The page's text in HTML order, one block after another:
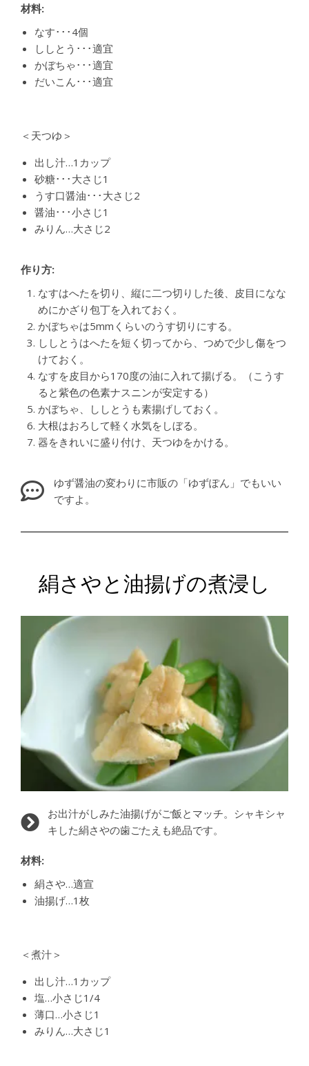
材料:
なす･･･4個
ししとう･･･適宜
かぼちゃ･･･適宜
だいこん･･･適宜
＜天つゆ＞
出し汁…1カップ
砂糖･･･大さじ1
うす口醤油･･･大さじ2
醤油･･･小さじ1
みりん…大さじ2
作り方:
なすはへたを切り、縦に二つ切りした後、皮目になな
めにかざり包丁を入れておく。
かぼちゃは5mmくらいのうす切りにする。
ししとうはへたを短く切ってから、つめで少し傷をつ
けておく。
なすを皮目から170度の油に入れて揚げる。（こうす
ると紫色の色素ナスニンが安定する）
かぼちゃ、ししとうも素揚げしておく。
大根はおろして軽く水気をしぼる。
器をきれいに盛り付け、天つゆをかける。
ゆず醤油の変わりに市販の「ゆずぽん」でもいい
ですよ。
絹さやと油揚げの煮浸し
お出汁がしみた油揚げがご飯とマッチ。シャキシャ
キした絹さやの歯ごたえも絶品です。
材料:
絹さや…適宣
油揚げ…1枚
＜煮汁＞
出し汁…1カップ
塩…小さじ1/4
薄口…小さじ1
みりん…大さじ1